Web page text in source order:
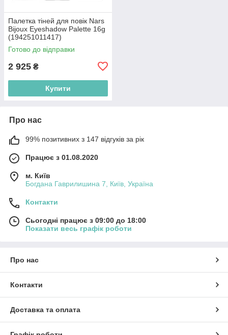
Палетка тіней для повік Nars
Bijoux Eyeshadow Palette 16g
(194251011417)
Готово до відправки
2 925 ₴
Купити
Про нас
99% позитивних з 147 відгуків за рік
Працює з 01.08.2020
м. Київ
Богдана Гаврилишина 7, Київ, Україна
Контакти
Сьогодні працює з 09:00 до 18:00
Показати весь графік роботи
Про нас
Контакти
Доставка та оплата